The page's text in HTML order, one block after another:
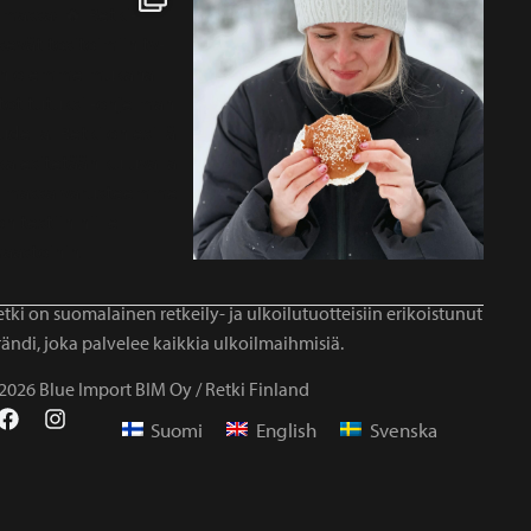
on suomalainen retkeily- ja ulkoilutuotteisiin erikoistunut
joka palvelee kaikkia ulkoilmaihmisiä.
Blue Import BIM Oy / Retki Finland
Suomi English Svenska